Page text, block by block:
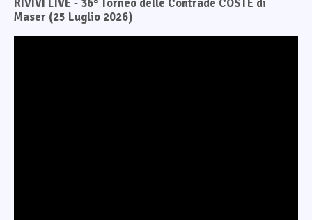
RIVIVI LIVE - 36° Torneo delle Contrade COSTE di
Maser (25 Luglio 2026)